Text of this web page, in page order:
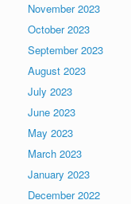
November 2023
October 2023
September 2023
August 2023
July 2023
June 2023
May 2023
March 2023
January 2023
December 2022